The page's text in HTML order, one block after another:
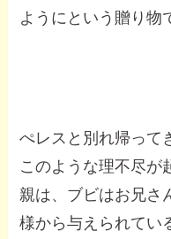
ようにという贈り物
ぺレスと別れ帰って
このような理不尽が
親は、ブビはお兄さ
様から与えられてい